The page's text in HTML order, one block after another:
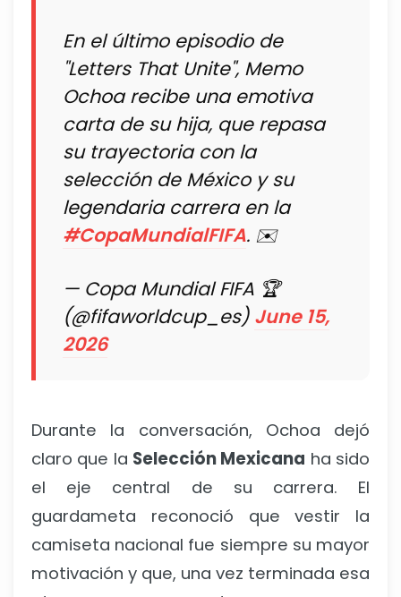
En el último episodio de
"Letters That Unite", Memo
Ochoa recibe una emotiva
carta de su hija, que repasa
su trayectoria con la
selección de México y su
legendaria carrera en la
#CopaMundialFIFA. ✉️
— Copa Mundial FIFA 🏆
(@fifaworldcup_es) June 15,
2026
Durante la conversación, Ochoa dejó
claro que la Selección Mexicana ha sido
el eje central de su carrera. El
guardameta reconoció que vestir la
camiseta nacional fue siempre su mayor
motivación y que, una vez terminada esa